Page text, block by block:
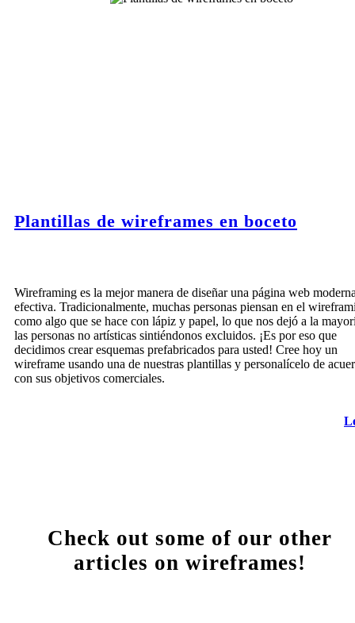
Plantillas de wireframes en boceto
Wireframing es la mejor manera de diseñar una página web
efectiva. Tradicionalmente, muchas personas piensan en el
como algo que se hace con lápiz y papel, lo que nos dejó a la
las personas no artísticas sintiéndonos excluidos. ¡Es por eso que
decidimos crear esquemas prefabricados para usted! Cree hoy un
wireframe usando una de nuestras plantillas y personalícelo de
con sus objetivos comerciales.
Check out some of our other
articles on wireframes!